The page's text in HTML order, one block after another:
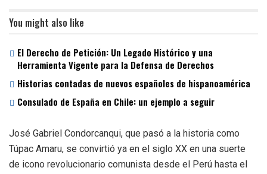
You might also like
El Derecho de Petición: Un Legado Histórico y una
Herramienta Vigente para la Defensa de Derechos
Historias contadas de nuevos españoles de hispanoamérica
Consulado de España en Chile: un ejemplo a seguir
José Gabriel Condorcanqui, que pasó a la historia como
Túpac Amaru, se convirtió ya en el siglo XX en una suerte
de icono revolucionario comunista desde el Perú hasta el